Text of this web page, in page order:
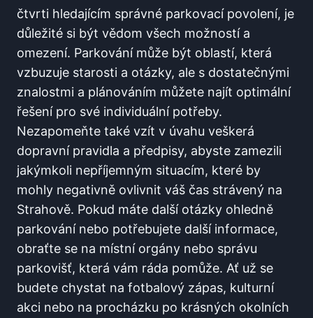
čtvrti hledajícím správné ‌parkovací povolení, je⁤
důležité ⁤si být vědom‍ všech ‌možností a
⁤omezení. Parkování může být oblastí, která
vzbuzuje starosti a otázky, ⁣ale s dostatečnými​
znalostmi a plánováním ​můžete najít ‌optimální
⁣řešení pro své individuální potřeby.
Nezapomeňte také vzít v úvahu veškerá
dopravní pravidla ​a předpisy, abyste zamezili
jakýmkoli nepříjemným situacím, které by
⁤mohly negativně ovlivnit váš čas strávený ​na
Strahově. Pokud máte⁢ další otázky ohledně ​
parkování ⁤nebo potřebujete další‌ informace,
obraťte se na místní orgány nebo správu
parkovišť, ‌která vám ráda pomůže. Ať už⁤ se‍
budete chystat⁣ na fotbalový ⁣zápas, ⁢kulturní
akci nebo na procházku⁢ po ⁤krásných okolních